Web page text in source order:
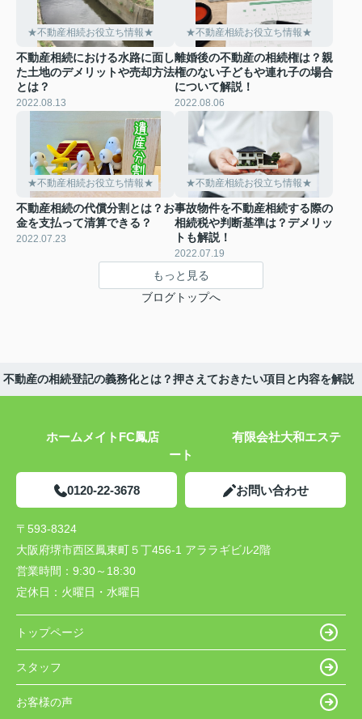
★不動産相続お役立ち情報★
不動産相続における水路に面し
た土地のデメリットや売却方法
とは？
2022.08.13
★不動産相続お役立ち情報★
離婚後の不動産の相続権は？親
権のない子どもや連れ子の場合
について解説！
2022.08.06
★不動産相続お役立ち情報★
不動産相続の代償分割とは？お
金を支払って清算できる？
2022.07.23
★不動産相続お役立ち情報★
事故物件を不動産相続する際の
相続税や判断基準は？デメリッ
トも解説！
2022.07.19
もっと見る
ブログトップへ
不動産の相続登記の義務化とは？押さえておきたい項目と内容を解説
ホームメイトFC鳳店 有限会社大和エステ
ート
0120-22-3678 お問い合わせ
〒593-8324
大阪府堺市西区鳳東町５丁456-1 アララギビル2階
営業時間： 9:30～18:30
定休日： 火曜日・水曜日
トップページ
スタッフ
お客様の声